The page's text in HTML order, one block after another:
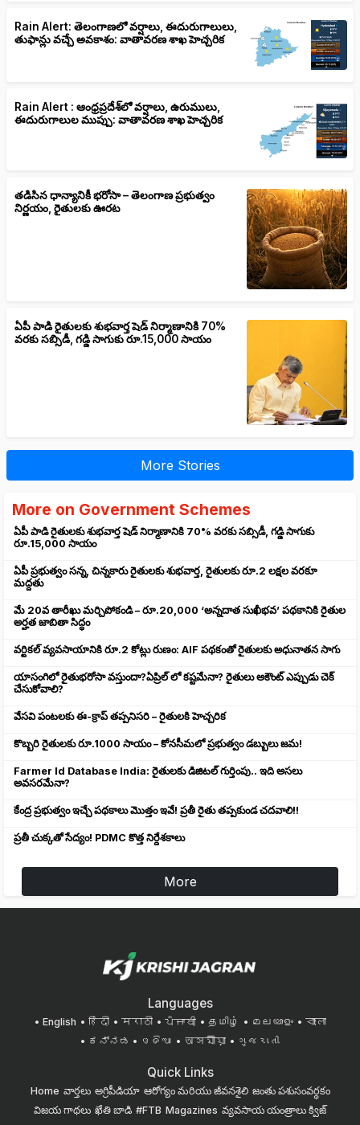
Rain Alert: తెలంగాణలో వర్షాలు, ఈదురుగాలులు,
తుఫాన్లు వచ్చే అవకాశం: వాతావరణ శాఖ హెచ్చరిక
Rain Alert : ఆంధ్రప్రదేశ్‌లో వర్షాలు, ఉరుములు,
ఈదురుగాలుల ముప్పు: వాతావరణ శాఖ హెచ్చరిక
తడిసిన ధాన్యానికీ భరోసా – తెలంగాణ ప్రభుత్వం
నిర్ణయం, రైతులకు ఊరట
ఏపీ పాడి రైతులకు శుభవార్త షెడ్ నిర్మాణానికి 70%
వరకు సబ్సిడీ, గడ్డి సాగుకు రూ.15,000 సాయం
More Stories
More on Government Schemes
ఏపీ పాడి రైతులకు శుభవార్త షెడ్ నిర్మాణానికి 70% వరకు సబ్సిడీ, గడ్డి సాగుకు
రూ.15,000 సాయం
ఏపీ ప్రభుత్వం సన్న, చిన్నకారు రైతులకు శుభవార్త, రైతులకు రూ.2 లక్షల వరకూ
మద్దతు
మే 20వ తారీఖు మర్చిపోకండి – రూ.20,000 ‘అన్నదాత సుఖీభవ’ పథకానికి రైతుల
అర్హత జాబితా సిద్ధం
వ‌ర్టిక‌ల్ వ్యవసాయానికి రూ.2 కోట్లు రుణం: AIF పథకంతో రైతులకు అధునాతన సాగు
యాసంగిలో రైతుభరోసా వస్తుందా?ఏప్రిల్ లో కష్టమేనా? రైతులు అకౌంట్ ఎప్పుడు చెక్
చేసుకోవాలి?
వేసవి పంటలకు ఈ-క్రాప్ తప్పనిసరి – రైతులకి హెచ్చరిక
కొబ్బరి రైతులకు రూ.1000 సాయం – కోనసీమలో ప్రభుత్వం డబ్బులు జమ!
Farmer Id Database India: రైతులకు డిజిటల్ గుర్తింపు.. ఇది అసలు
అవసరమేనా?
కేంద్ర ప్రభుత్వం ఇచ్చే పథకాలు మొత్తం ఇవే! ప్రతీ రైతు తప్పకుండ చదవాలి!!
ప్రతీ చుక్కతో సేద్యం! PDMC కొత్త నిర్దేశకాలు
More
Languages
English हिंदी मराठी ਪੰਜਾਬੀ தமிழ் മലയാളം
বাংলা
ಕನ್ನಡ
ଓଡିଆ অসমীয়া ગુજરાતી
Quick Links
Home వార్తలు అగ్రిపీడియా ఆరోగ్యం మరియు జీవనశైలి జంతు పశుసంవర్ధకం
విజయ గాథలు ఖేతి బాడి #FTB Magazines వ్యవసాయ యంత్రాలు క్విజ్